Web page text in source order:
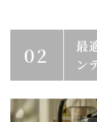
02
最
ン